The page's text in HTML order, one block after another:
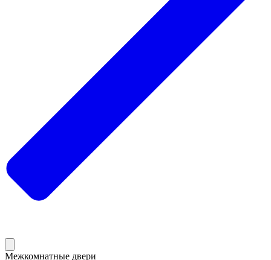
Межкомнатные двери